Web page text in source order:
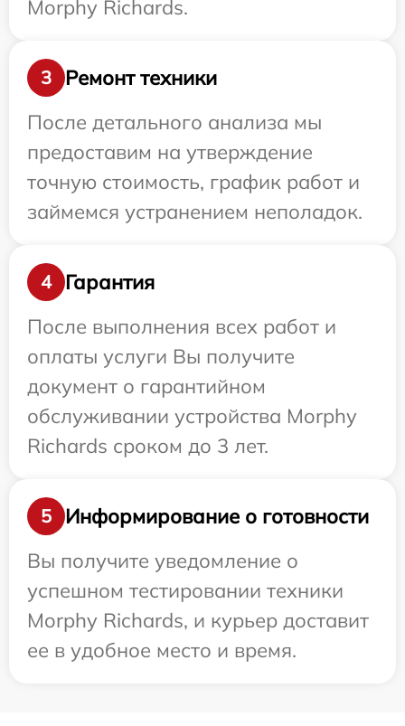
Morphy Richards.
3
Ремонт техники
После детального анализа мы
предоставим на утверждение
точную стоимость, график работ и
займемся устранением неполадок.
4
Гарантия
После выполнения всех работ и
оплаты услуги Вы получите
документ о гарантийном
обслуживании устройства Morphy
Richards сроком до 3 лет.
5
Информирование о готовности
Вы получите уведомление о
успешном тестировании техники
Morphy Richards, и курьер доставит
ее в удобное место и время.